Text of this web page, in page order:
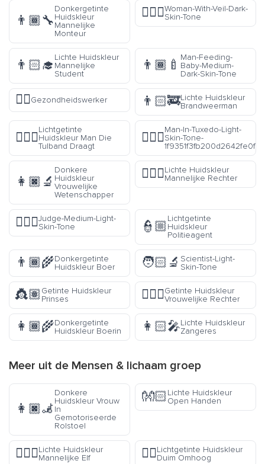
👨🏾‍🔧
Donkergetinte
Huidskleur
Mannelijke
Monteur
👰🏿‍♀️Woman-With-Veil-Dark-
Skin-Tone
👨🏻‍🎓
Lichte Huidskleur
Mannelijke
Student
👨🏾‍🍼
Man-Feeding-
Baby-Medium-
Dark-Skin-Tone
🧑‍⚕️Gezondheidswerker 👨🏻‍🚒Lichte Huidskleur
Brandweerman
👳🏼‍♂️
Lichtgetinte
Huidskleur Man Die
Tulband Draagt
🤵🏻‍♂️
Man-In-Tuxedo-Light-
Skin-Tone-
1f9351f3fb200d2642fe0f
👩🏿‍🔬
Donkere
Huidskleur
Vrouwelijke
Wetenschapper
👨🏻‍⚖️Lichte Huidskleur
Mannelijke Rechter
🧑🏼‍⚖️Judge-Medium-Light-
Skin-Tone
👮🏼
Lichtgetinte
Huidskleur
Politieagent
👨🏾‍🌾Donkergetinte
Huidskleur Boer
🧑🏻‍🔬 Scientist-Light-
Skin-Tone
👸🏽Getinte Huidskleur
Prinses
👩🏽‍⚖️Getinte Huidskleur
Vrouwelijke Rechter
👩🏾‍🌾Donkergetinte
Huidskleur Boerin
👩🏻‍🎤Lichte Huidskleur
Zangeres
Meer uit de Mensen & lichaam groep
👩🏿‍🦼
Donkere
Huidskleur Vrouw
In
Gemotoriseerde
Rolstoel
👐🏻Lichte Huidskleur
Open Handen
🧝🏻‍♂️Lichte Huidskleur
Mannelijke Elf
👍🏼Lichtgetinte Huidskleur
Duim Omhoog